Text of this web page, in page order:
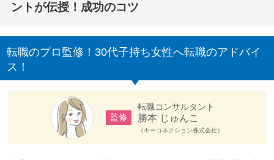
ントが伝授！成功のコツ
転職のプロ監修！30代子持ち女性へ転職のアドバイ
ス！
監修
転職コンサルタント
勝本 じゅんこ
（キーコネクション株式会社）